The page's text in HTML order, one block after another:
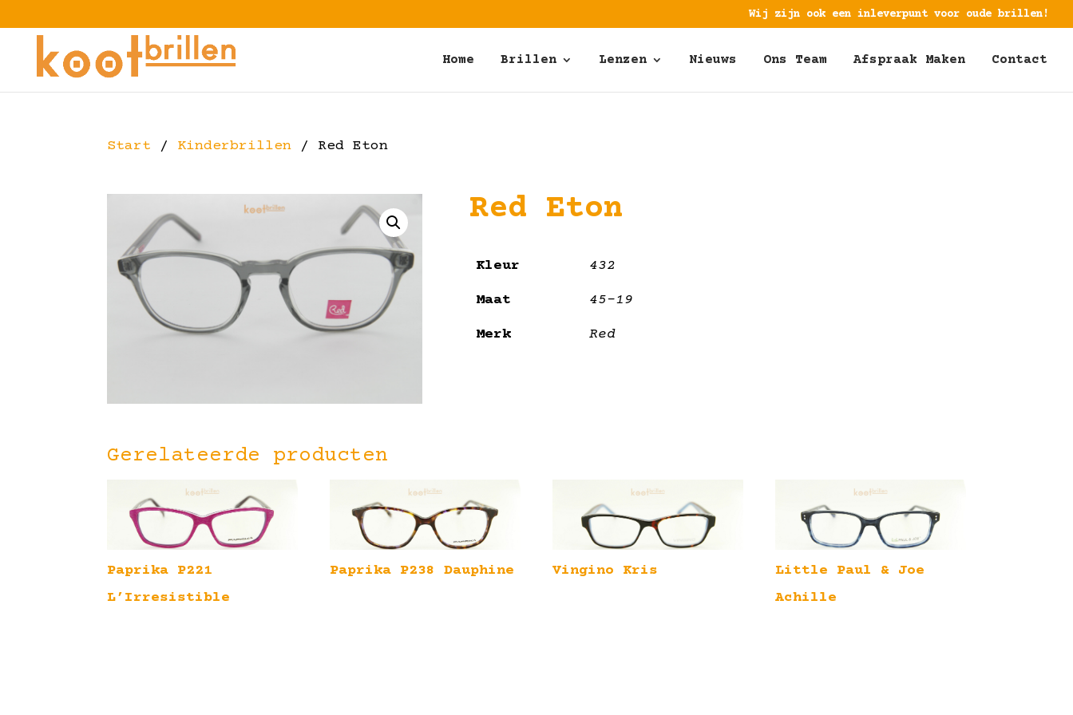
Wij zijn ook een inleverpunt voor oude brillen!
Home Brillen Lenzen Nieuws Ons Team Afspraak Maken Contact
Start / Kinderbrillen / Red Eton
Red Eton
Kleur 432
Maat 45-19
Merk Red
Gerelateerde producten
Paprika P221
L’Irresistible
Paprika P238 Dauphine Vingino Kris
Little Paul & Joe
Achille